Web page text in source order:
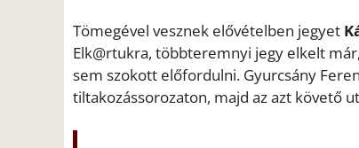
Tömegével vesznek elővételben jegyet
Elk@rtukra, többteremnyi jegy elkelt
sem szokott előfordulni. Gyurcsány
tiltakozássorozaton, majd az azt követő